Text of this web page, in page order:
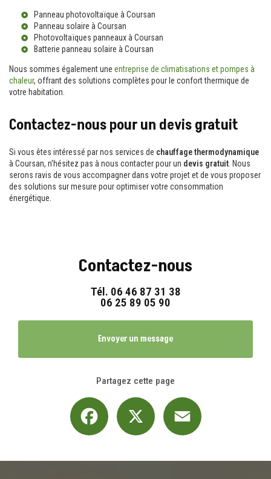
Panneau photovoltaïque à Coursan
Panneau solaire à Coursan
Photovoltaïques panneaux à Coursan
Batterie panneau solaire à Coursan
Nous sommes également une entreprise de climatisations et pompes à
chaleur, offrant des solutions complètes pour le confort thermique de
votre habitation.
Contactez-nous pour un devis gratuit
Si vous êtes intéressé par nos services de chauffage thermodynamique
à Coursan, n'hésitez pas à nous contacter pour un devis gratuit . Nous
serons ravis de vous accompagner dans votre projet et de vous proposer
des solutions sur mesure pour optimiser votre consommation
énergétique.
Contactez-nous
Tél. 06 46 87 31 38
06 25 89 05 90
Envoyer un message
Partagez cette page
Facebook